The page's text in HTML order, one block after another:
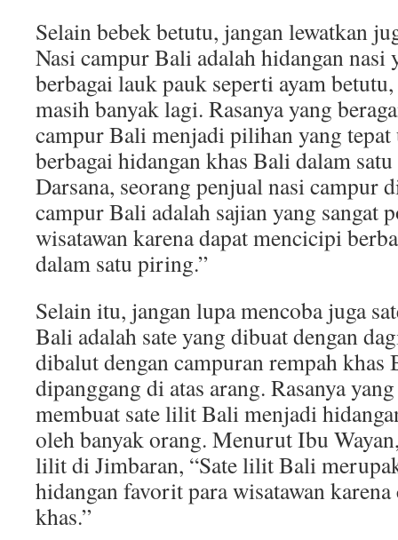
Selain bebek betutu, jangan lewatkan
Nasi campur Bali adalah hidangan nasi
berbagai lauk pauk seperti ayam
masih banyak lagi. Rasanya yang
campur Bali menjadi pilihan yang
berbagai hidangan khas Bali dalam
Darsana, seorang penjual nasi campur
campur Bali adalah sajian yang sangat
wisatawan karena dapat mencicipi
dalam satu piring.”
Selain itu, jangan lupa mencoba juga
Bali adalah sate yang dibuat dengan
dibalut dengan campuran rempah khas
dipanggang di atas arang. Rasanya
membuat sate lilit Bali menjadi
oleh banyak orang. Menurut Ibu
lilit di Jimbaran, “Sate lilit Bali
hidangan favorit para wisatawan karena
khas.”